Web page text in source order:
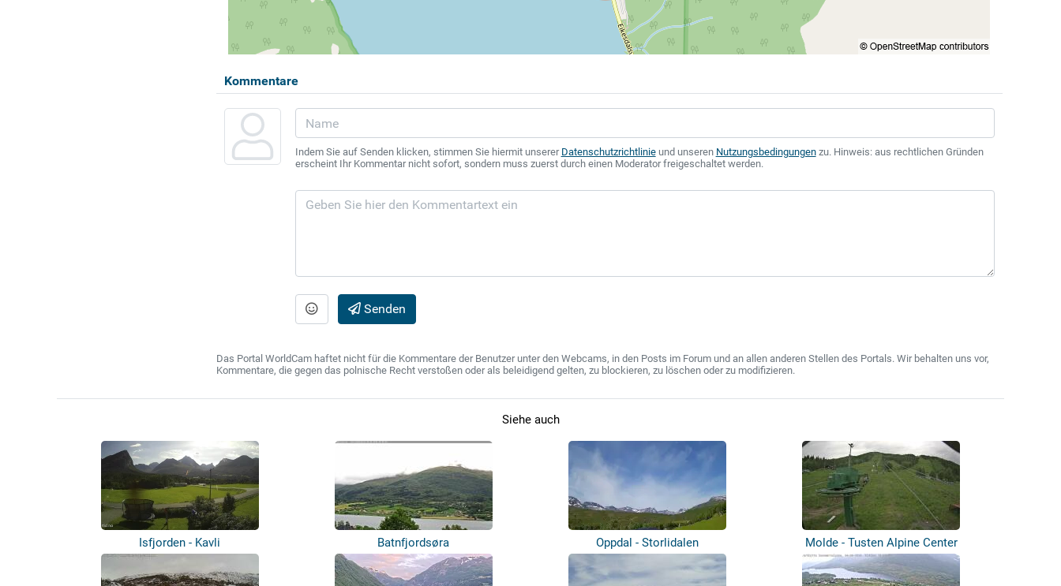
Kommentare
Indem Sie auf Senden klicken, stimmen Sie hiermit unserer Datenschutzrichtlinieund unseren Nutzungsbedingungenzu. Hinweis: aus rechtlichen Gründen
erscheint Ihr Kommentar nicht sofort, sondern muss zuerst durch einen Moderator freigeschaltet werden.
Senden
Das Portal WorldCam haftet nicht für die Kommentare der Benutzer unter den Webcams, in den Posts im Forum und an allen anderen Stellen des Portals. Wir behalten uns vor,
Kommentare, die gegen das polnische Recht verstoßen oder als beleidigend gelten, zu blockieren, zu löschen oder zu modifizieren.
Siehe auch
Isfjorden - Kavli Batnfjordsøra Oppdal - Storlidalen Molde - Tusten Alpine Center